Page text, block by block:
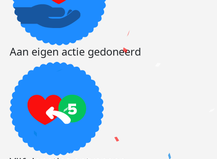
Aan eigen actie gedoneerd